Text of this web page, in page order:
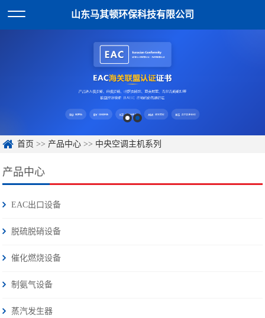
山东马其顿环保科技有限公司
首页 >> 产品中心 >> 中央空调主机系列
产品中心
EAC出口设备
脱硫脱硝设备
催化燃烧设备
制氨气设备
蒸汽发生器